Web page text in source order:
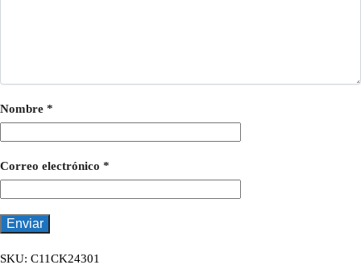
Nombre *
Correo electrónico *
SKU: C11CK24301